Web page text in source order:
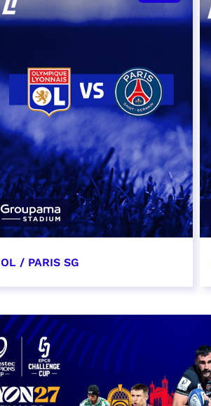
OL / PARIS SG
date et heure à confirmer
RÉSERVER